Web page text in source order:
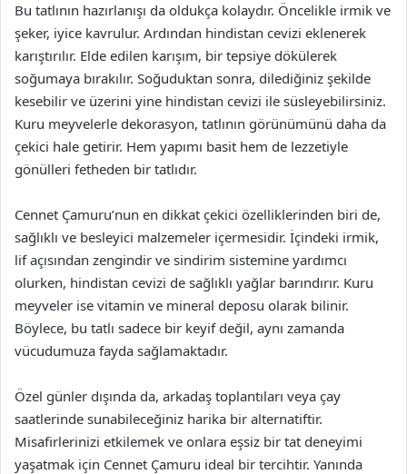
Bu tatlının hazırlanışı da oldukça kolaydır. Öncelikle irmik ve
şeker, iyice kavrulur. Ardından hindistan cevizi eklenerek
karıştırılır. Elde edilen karışım, bir tepsiye dökülerek
soğumaya bırakılır. Soğuduktan sonra, dilediğiniz şekilde
kesebilir ve üzerini yine hindistan cevizi ile süsleyebilirsiniz.
Kuru meyvelerle dekorasyon, tatlının görünümünü daha da
çekici hale getirir. Hem yapımı basit hem de lezzetiyle
gönülleri fetheden bir tatlıdır.
Cennet Çamuru’nun en dikkat çekici özelliklerinden biri de,
sağlıklı ve besleyici malzemeler içermesidir. İçindeki irmik,
lif açısından zengindir ve sindirim sistemine yardımcı
olurken, hindistan cevizi de sağlıklı yağlar barındırır. Kuru
meyveler ise vitamin ve mineral deposu olarak bilinir.
Böylece, bu tatlı sadece bir keyif değil, aynı zamanda
vücudumuza fayda sağlamaktadır.
Özel günler dışında da, arkadaş toplantıları veya çay
saatlerinde sunabileceğiniz harika bir alternatiftir.
Misafirlerinizi etkilemek ve onlara eşsiz bir tat deneyimi
yaşatmak için Cennet Çamuru ideal bir tercihtir. Yanında